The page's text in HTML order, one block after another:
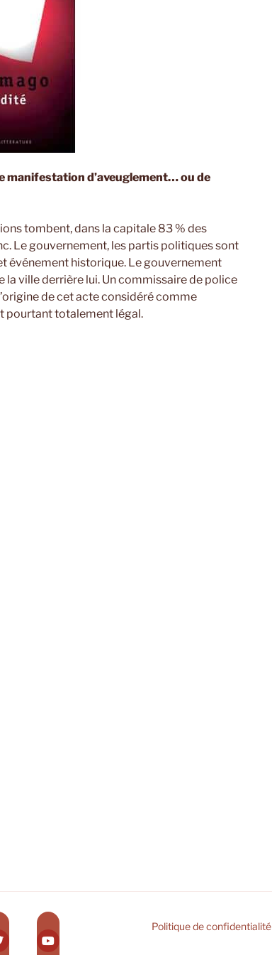
manifestation d’aveuglement… ou de
tombent, dans la capitale 83 % des
Le gouvernement, les partis politiques sont
événement historique. Le gouvernement
la ville derrière lui. Un commissaire de police
de cet acte considéré comme
pourtant totalement légal.
Politique de confidentialité